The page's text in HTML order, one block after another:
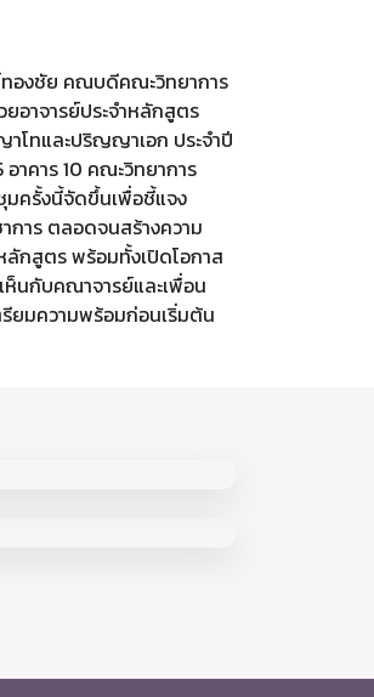
องชัย คณบดีคณะวิทยาการ
อาจารย์ประจำหลักสูตร
โทและปริญญาเอก ประจำปี
าคาร 10 คณะวิทยาการ
มครั้งนี้จัดขึ้นเพื่อชี้แจง
การ ตลอดจนสร้างความ
ลักสูตร พร้อมทั้งเปิดโอกาส
นกับคณาจารย์และเพื่อน
ยมความพร้อมก่อนเริ่มต้น